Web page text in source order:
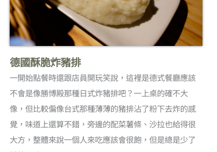
德國酥脆炸豬排
一開始點餐時還跟店員開玩笑說，這裡是德式餐廳應該
不會是像勝博殿那種日式炸豬排吧？一上桌的確不大
像，但比較偏像台式那種薄薄的豬排沾了粉下去炸的感
覺，味道上還算不錯，旁邊的配菜薯條、沙拉也給得很
大方，整體來說一個人來吃應該會很飽，但是總是少了